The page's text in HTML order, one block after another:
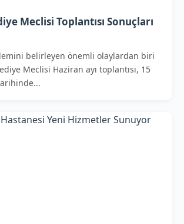
Meclisi Toplantısı Sonuçları
belirleyen önemli olaylardan biri
Meclisi Haziran ayı toplantısı, 15